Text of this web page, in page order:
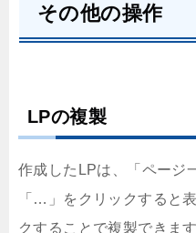
その他の操作
LPの複製
作成したLPは、「ページ
「…」をクリックすると
クすることで複製できます